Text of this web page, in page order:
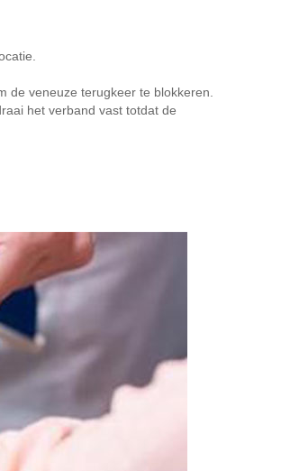
de veneuze terugkeer te blokkeren.
het verband vast totdat de